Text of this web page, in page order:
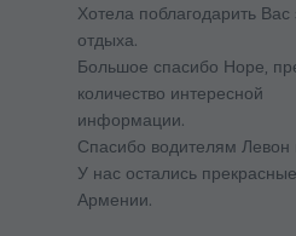
Хотела поблагодарить
отдыха.
Большое спасибо Норе,
количество интересной
информации.
Спасибо водителям Левон
У нас остались
Армении.